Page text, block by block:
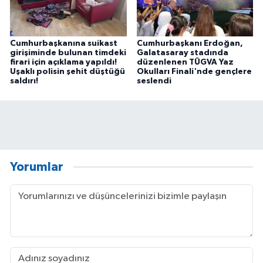
Cumhurbaşkanına suikast
girişiminde bulunan timdeki
firari için açıklama yapıldı!
Uşaklı polisin şehit düştüğü
saldırı!
Cumhurbaşkanı Erdoğan,
Galatasaray stadında
düzenlenen TÜGVA Yaz
Okulları Finali'nde gençlere
seslendi
Yorumlar